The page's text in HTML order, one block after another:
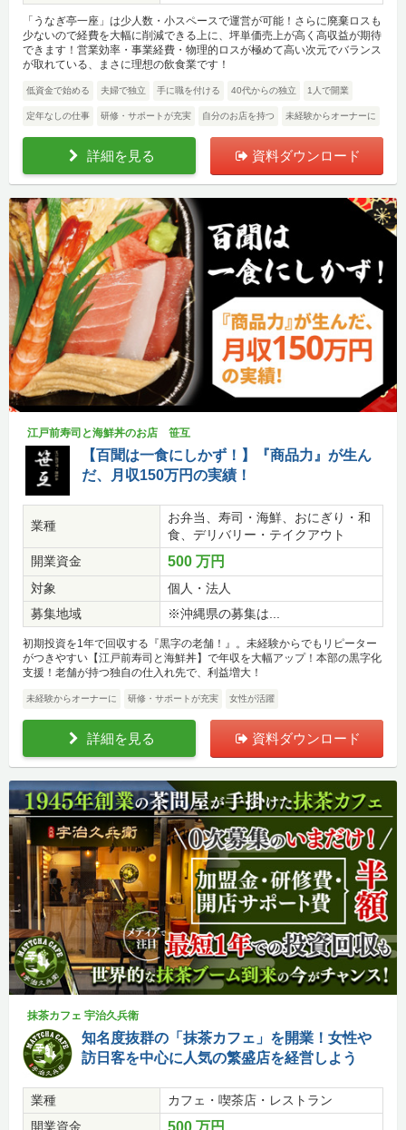
「うなぎ亭一座」は少人数・小スペースで運営が可能！さらに廃棄ロスも
少ないので経費を大幅に削減できる上に、坪単価売上が高く高収益が期待
できます！営業効率・事業経費・物理的ロスが極めて高い次元でバランス
が取れている、まさに理想の飲食業です！
低資金で始める 夫婦で独立 手に職を付ける 40代からの独立 1人で開業
定年なしの仕事 研修・サポートが充実 自分のお店を持つ 未経験からオーナーに
詳細を見る 資料ダウンロード
江戸前寿司と海鮮丼のお店 笹互
【百聞は一食にしかず！】『商品力』が生ん
だ、月収150万円の実績！
業種
お弁当、寿司・海鮮、おにぎり・和
食、デリバリー・テイクアウト
開業資金
500 万円
対象
個人・法人
募集地域
※沖縄県の募集は...
初期投資を1年で回収する『黒字の老舗！』。未経験からでもリピーター
がつきやすい【江戸前寿司と海鮮丼】で年収を大幅アップ！本部の黒字化
支援！老舗が持つ独自の仕入れ先で、利益増大！
未経験からオーナーに 研修・サポートが充実 女性が活躍
詳細を見る 資料ダウンロード
抹茶カフェ 宇治久兵衛
知名度抜群の「抹茶カフェ」を開業！女性や
訪日客を中心に人気の繁盛店を経営しよう
業種
カフェ・喫茶店・レストラン
開業資金